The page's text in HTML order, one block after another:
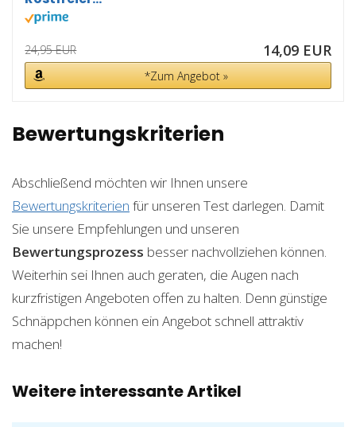
24,95 EUR 14,09 EUR
*Zum Angebot »
Bewertungskriterien
Abschließend möchten wir Ihnen unsere
Bewertungskriterien für unseren Test darlegen. Damit
Sie unsere Empfehlungen und unseren
Bewertungsprozess besser nachvollziehen können.
Weiterhin sei Ihnen auch geraten, die Augen nach
kurzfristigen Angeboten offen zu halten. Denn günstige
Schnäppchen können ein Angebot schnell attraktiv
machen!
Weitere interessante Artikel